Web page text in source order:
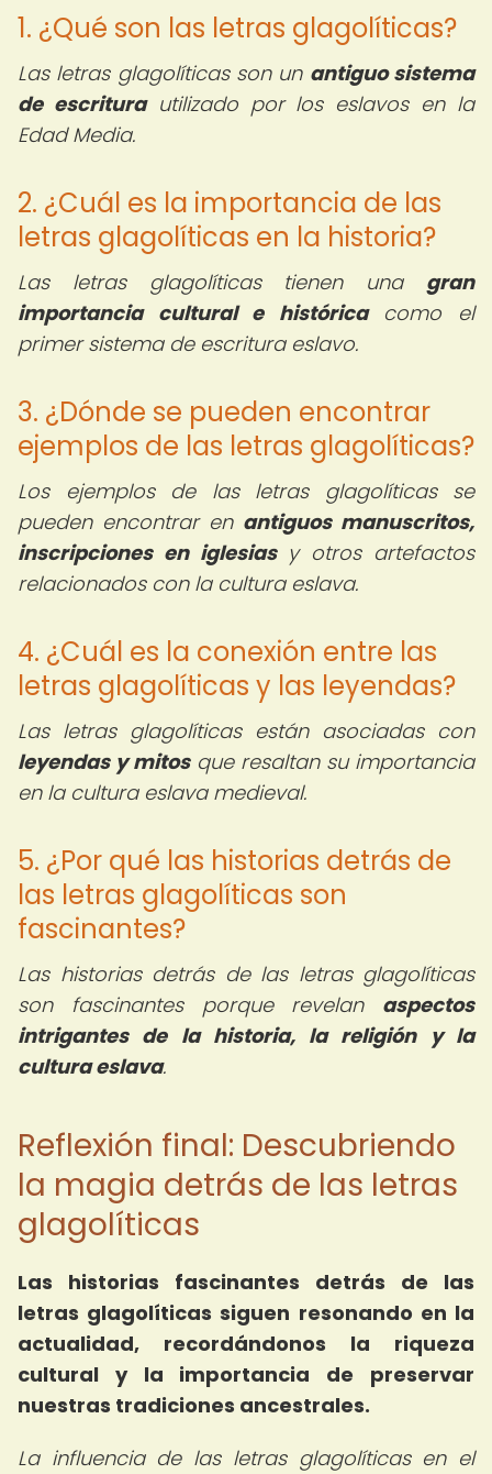
1. ¿Qué son las letras glagolíticas?
Las letras glagolíticas son un antiguo sistema
de escriturautilizado por los eslavos en la
Edad Media.
2. ¿Cuál es la importancia de las
letras glagolíticas en la historia?
Las letras glagolíticas tienen una gran
importancia cultural e históricacomo el
primer sistema de escritura eslavo.
3. ¿Dónde se pueden encontrar
ejemplos de las letras glagolíticas?
Los ejemplos de las letras glagolíticas se
pueden encontrar en antiguos manuscritos,
inscripciones en iglesiasy otros artefactos
relacionados con la cultura eslava.
4. ¿Cuál es la conexión entre las
letras glagolíticas y las leyendas?
Las letras glagolíticas están asociadas con
leyendas y mitosque resaltan su importancia
en la cultura eslava medieval.
5. ¿Por qué las historias detrás de
las letras glagolíticas son
fascinantes?
Las historias detrás de las letras glagolíticas
son fascinantes porque revelan aspectos
intrigantes de la historia, la religión y la
cultura eslava.
Reflexión final: Descubriendo
la magia detrás de las letras
glagolíticas
Las historias fascinantes detrás de las
letras glagolíticas siguen resonando en la
actualidad, recordándonos la riqueza
cultural y la importancia de preservar
nuestras tradiciones ancestrales.
La influencia de las letras glagolíticas en el